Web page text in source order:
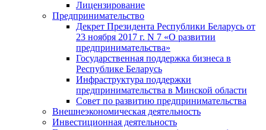
Лицензирование
Предпринимательство
Декрет Президента Республики Беларусь от
23 ноября 2017 г. N 7 «О развитии
предпринимательства»
Государственная поддержка бизнеса в
Республике Беларусь
Инфраструктура поддержки
предпринимательства в Минской области
Совет по развитию предпринимательства
Внешнеэкономическая деятельность
Инвестиционная деятельность